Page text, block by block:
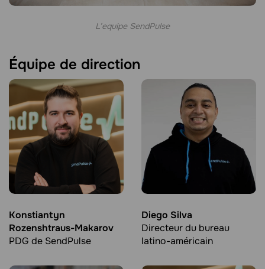
L’equipe SendPulse
Équipe de direction
Konstiantyn
Rozenshtraus-Makarov
PDG de SendPulse
Diego Silva
Directeur du bureau
latino-américain